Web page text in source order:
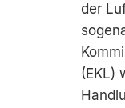
der
(EKL)